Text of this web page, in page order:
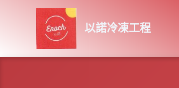
以諾冷凍工程